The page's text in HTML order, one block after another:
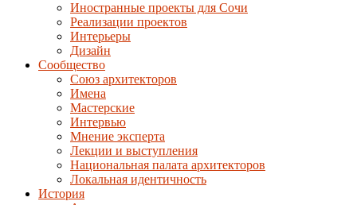
Иностранные проекты для Сочи
Реализации проектов
Интерьеры
Дизайн
Сообщество
Союз архитекторов
Имена
Мастерские
Интервью
Мнение эксперта
Лекции и выступления
Национальная палата архитекторов
Локальная идентичность
История